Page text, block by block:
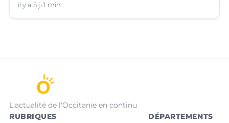
il y a 5 j 1 min
L'actualité de l'Occitanie en continu
RUBRIQUES
DÉPARTEMENTS